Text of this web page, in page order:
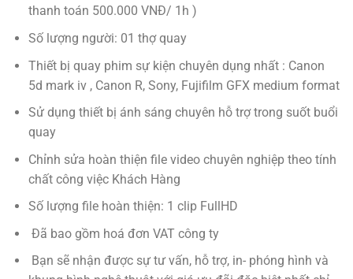
thanh toán 500.000 VNĐ/ 1h )
Số lượng người: 01 thợ quay
Thiết bị quay phim sự kiện chuyên dụng nhất : Canon
5d mark iv , Canon R, Sony, Fujifilm GFX medium format
Sử dụng thiết bị ánh sáng chuyên hỗ trợ trong suốt buổi
quay
Chỉnh sửa hoàn thiện file video chuyên nghiệp theo tính
chất công việc Khách Hàng
Số lượng file hoàn thiện: 1 clip FullHD
Đã bao gồm hoá đơn VAT công ty
Bạn sẽ nhận được sự tư vấn, hỗ trợ, in- phóng hình và